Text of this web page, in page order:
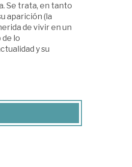
Se trata, en tanto
aparición (la
de vivir en un
de lo
y su